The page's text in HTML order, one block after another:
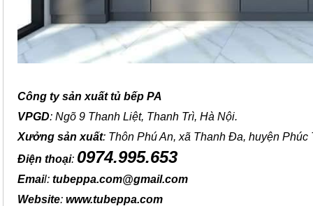
Công ty sản xuất tủ bếp PA
VPGD: Ngõ 9 Thanh Liệt, Thanh Trì, Hà Nội.
Xưởng sản xuất: Thôn Phú An, xã Thanh Đa, huyện
Điện thoại: 0974.995.653
Email: tubeppa.com@gmail.com
Website: www.tubeppa.com